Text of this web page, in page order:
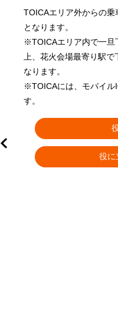
TOICAエリア外からの
となります。
※TOICAエリア内で一旦
上、花火会場最寄り駅で
なります。
※TOICAには、モバイル
す。
役に